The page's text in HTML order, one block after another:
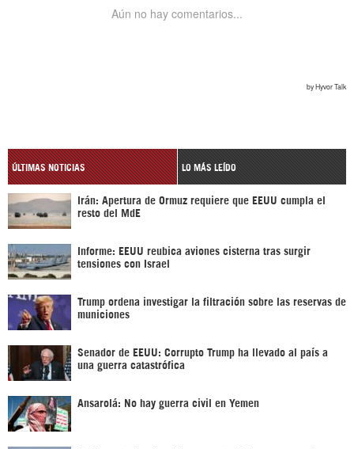
ÚLTIMAS NOTICIAS LO MÁS LEÍDO
Irán: Apertura de Ormuz requiere que EEUU cumpla el
resto del MdE
Informe: EEUU reubica aviones cisterna tras surgir
tensiones con Israel
Trump ordena investigar la filtración sobre las reservas de
municiones
Senador de EEUU: Corrupto Trump ha llevado al país a
una guerra catastrófica
Ansarolá: No hay guerra civil en Yemen